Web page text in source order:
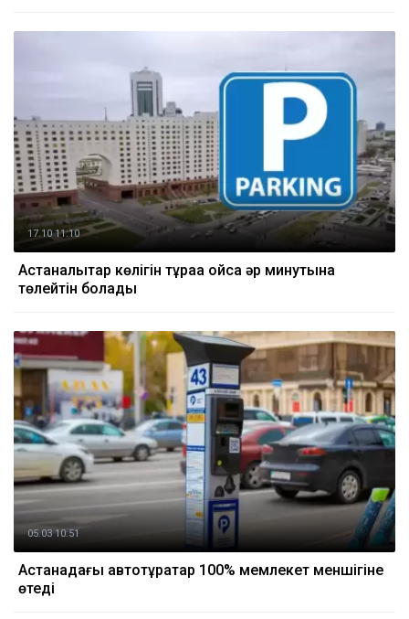
17.10 11:10
Астаналықтар көлігін тұраққа қойса әр минутына
төлейтін болады
05.03 10:51
Астанадағы автотұрақтар 100% мемлекет меншігіне
өтеді